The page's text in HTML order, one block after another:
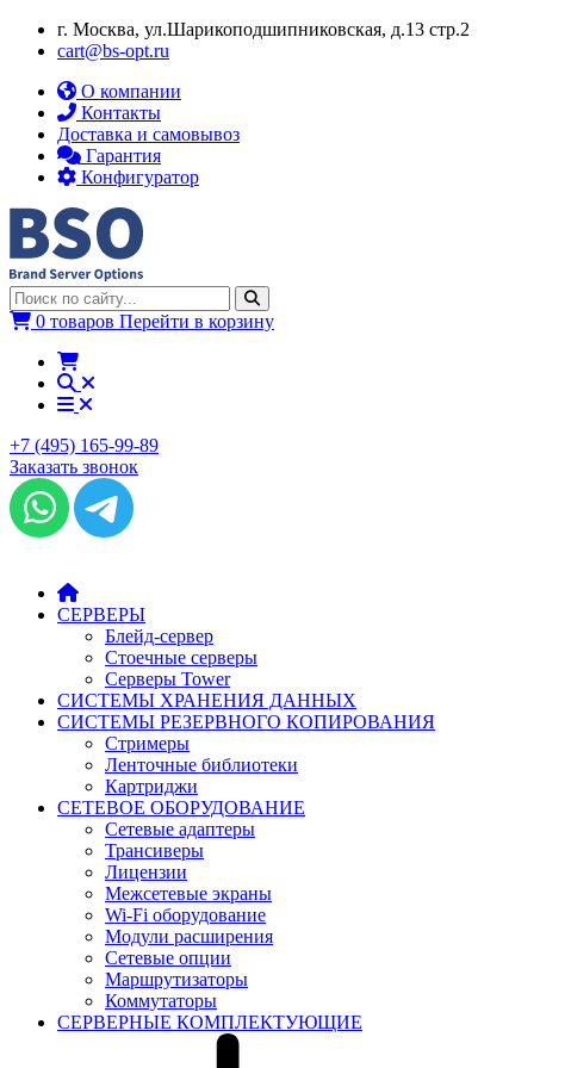
г. Москва, ул.​​Шарикоподшипниковская, д.13 стр.2
cart@bs-opt.ru
О компании
Контакты
Доставка и самовывоз
Гарантия
Конфигуратор
0 товаров Перейти в корзину
+7 (495) 165-99-89
Заказать звонок
СЕРВЕРЫ
Блейд-сервер
Стоечные серверы
Серверы Tower
СИСТЕМЫ ХРАНЕНИЯ ДАННЫХ
СИСТЕМЫ РЕЗЕРВНОГО КОПИРОВАНИЯ
Стримеры
Ленточные библиотеки
Картриджи
СЕТЕВОЕ ОБОРУДОВАНИЕ
Сетевые адаптеры
Трансиверы
Лицензии
Межсетевые экраны
Wi-Fi оборудование
Модули расширения
Сетевые опции
Маршрутизаторы
Коммутаторы
СЕРВЕРНЫЕ КОМПЛЕКТУЮЩИЕ